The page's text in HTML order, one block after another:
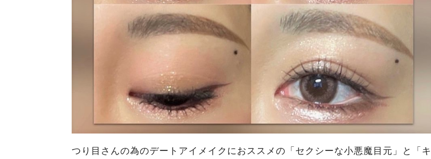
つり目さんの為のデートアイメイクにおススメの「セクシーな小悪魔目元」と「キ